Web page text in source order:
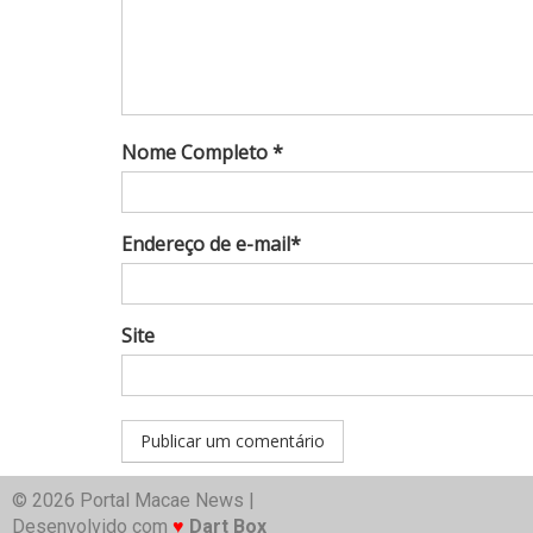
Nome Completo *
Endereço de e-mail*
Site
© 2026 Portal Macae News |
Desenvolvido com ♥ Dart Box